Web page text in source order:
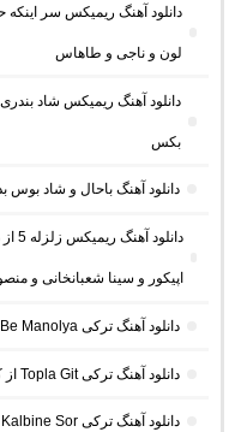
دانلود آهنگ ریمیکس سر
لون و ناجی و طاهاس
دانلود آهنگ ریمیکس شاد
بکس
دانلود آهنگ باحال و شاد بوس
اپیکور و سینا شعبانخانی و
دانلود آهنگ ترکی Ah Be Manolya از بوراک بولوت
دانلود آهنگ ترکی Topla Git از کورتولوش کوش
دانلود آهنگ ترکی Kalbine Sor از Bahadır Macit و Tunahan Sakar